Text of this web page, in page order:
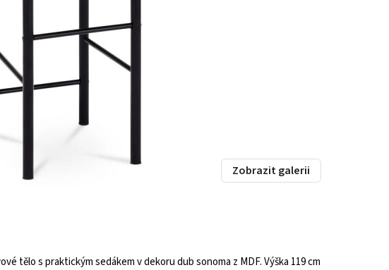
Zobrazit galerii
tělo s praktickým sedákem v dekoru dub sonoma z MDF. Výška 119 cm